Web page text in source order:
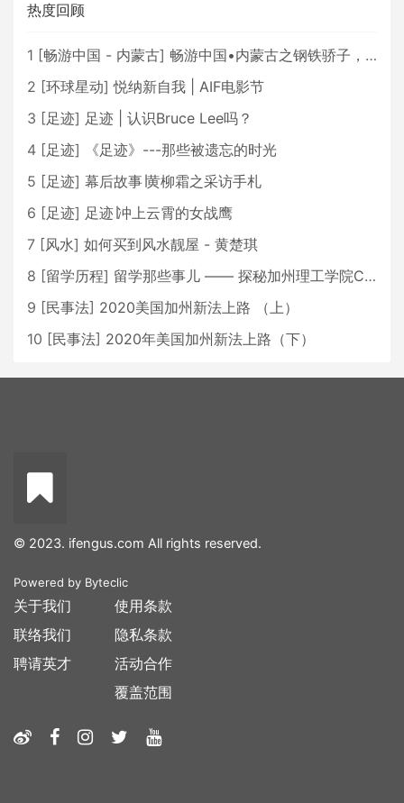
热度回顾
1 [畅游中国 - 内蒙古] 畅游中国•内蒙古之钢铁骄子，魅力包头
2 [环球星动] 悦纳新自我 | AIF电影节
3 [足迹] 足迹 | 认识Bruce Lee吗？
4 [足迹]
《足迹》---那些被遗忘的时光
5 [足迹] 幕后故事∣黄柳霜之采访手札
6 [足迹] 足迹∣冲上云霄的女战鹰
7 [风水] 如何买到风水靓屋 - 黄楚琪
8 [留学历程] 留学那些事儿 —— 探秘加州理工学院Caltech博士生活 [上集]
9 [民事法] 2020美国加州新法上路 （上）
10 [民事法] 2020年美国加州新法上路（下）
© 2023. ifengus.com All rights reserved.
Powered by Byteclic
关于我们
联络我们
聘请英才
使用条款
隐私条款
活动合作
覆盖范围